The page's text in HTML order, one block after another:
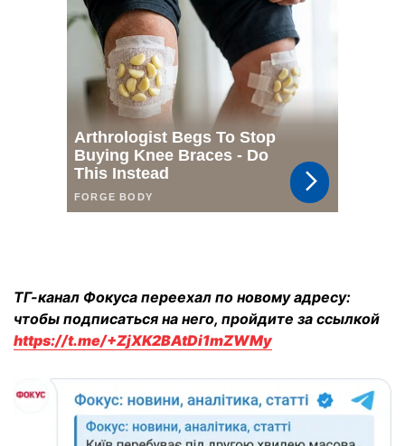
ТГ-канал Фокуса переехал по новому адресу:
чтобы подписаться на него, пройдите за ссылкой
https://t.me/+ZjXK2BAtDi1mZWMy